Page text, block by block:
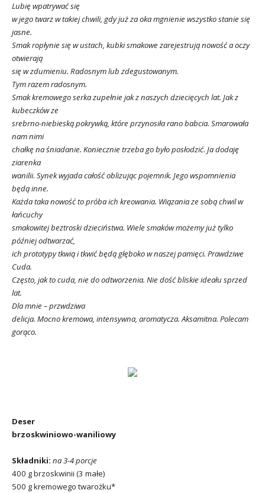
Lubię wpatrywać się
w jego twarz w takiej chwili, gdy już za oka mgnienie wszystko stanie się
jasne.
Smak ropłynie się w ustach, kubki smakowe zarejestrują nowość a oczy
otwierają
się w zdumieniu. Radosnym lub zdegustowanym.
Tym razem radosnym.
Smak kremowego serka zupełnie jak z naszych dziecięcych lat. Jak z
kubeczków ze
srebrno-niebieską pokrywką, które przynosiła rano babcia. Smarowała
nam nimi
chałkę na śniadanie. Koniecznie trzeba go było posłodzić. Ja dodaję
ziarenka
wanilii. Synek wyjada całość oblizując pojemnik. Jego wspomnienia
będą inne.
Każda taka nowość to próba ich kreowania. Wiązania ze sobą chwil w
łańcuchy
smakowitej beztroski dzieciństwa. Wiele smaków możemy już tylko
później odtwarzać,
ich prototypy tkwią i tkwić będą głęboko w naszej pamięci. Prawdziwe
Cuda.
Często, jak to cuda, nie do odtworzenia. Nie dość bliskie ideału sprzed
lat.
Dla mnie – przwdziwa
delicja. Mocno kremowa, intensywna, aromatycza. Aksamitna. Polecam
gorąco.
Deser
brzoskwiniowo-waniliowy
Składniki: na 3-4 porcje
400 g brzoskwinii (3 małe)
500 g kremowego twarożku*